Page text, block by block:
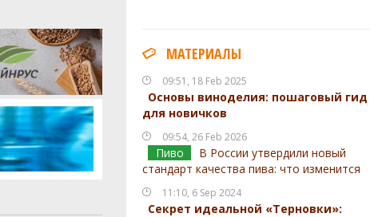
МАТЕРИАЛЫ
09:51, 18 Feb 2025
Основы виноделия: пошаговый гид
для новичков
09:54, 26 Feb 2026
Пиво
В России утвердили новый
стандарт качества пива: что изменится
11:10, 6 Sep 2024
Секрет идеальной «Терновки»: